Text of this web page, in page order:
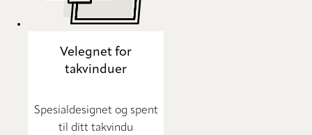
Velegnet for
takvinduer
Spesialdesignet og spent
til ditt takvindu